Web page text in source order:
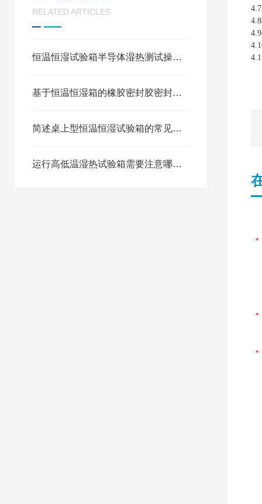
RELATED ARTICLES
恒温恒湿试验箱半导体湿热测试操作规程
基于恒温恒湿箱的橡胶密封胶密封可靠性测试方法
简述桌上型恒温恒湿试验箱的常见故障相应解决方法
运行高低温湿热试验箱需要注意哪些安全问题